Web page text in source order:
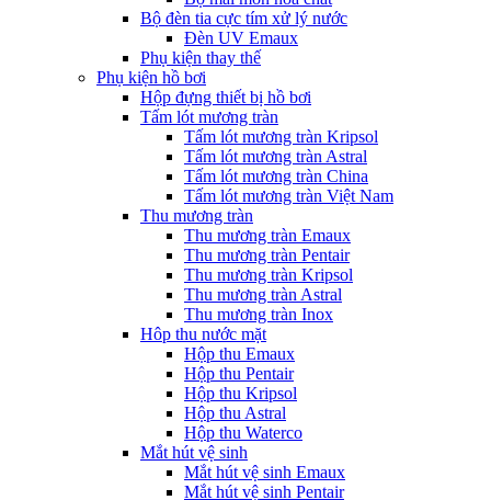
Bộ đèn tia cực tím xử lý nước
Đèn UV Emaux
Phụ kiện thay thế
Phụ kiện hồ bơi
Hộp đựng thiết bị hồ bơi
Tấm lót mương tràn
Tấm lót mương tràn Kripsol
Tấm lót mương tràn Astral
Tấm lót mương tràn China
Tấm lót mương tràn Việt Nam
Thu mương tràn
Thu mương tràn Emaux
Thu mương tràn Pentair
Thu mương tràn Kripsol
Thu mương tràn Astral
Thu mương tràn Inox
Hôp thu nước mặt
Hộp thu Emaux
Hộp thu Pentair
Hộp thu Kripsol
Hộp thu Astral
Hộp thu Waterco
Mắt hút vệ sinh
Mắt hút vệ sinh Emaux
Mắt hút vệ sinh Pentair